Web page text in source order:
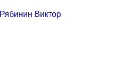
Рябинин Виктор